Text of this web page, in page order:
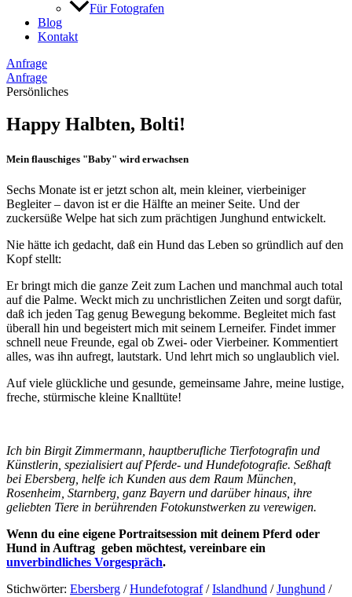
Für Fotografen
Blog
Kontakt
Anfrage
Anfrage
Persönliches
Happy Halbten, Bolti!
Mein flauschiges "Baby" wird erwachsen
Sechs Monate ist er jetzt schon alt, mein kleiner, vierbeiniger
Begleiter – davon ist er die Hälfte an meiner Seite. Und der
zuckersüße Welpe hat sich zum prächtigen Junghund entwickelt.
Nie hätte ich gedacht, daß ein Hund das Leben so gründlich auf den
Kopf stellt:
Er bringt mich die ganze Zeit zum Lachen und manchmal auch total
auf die Palme. Weckt mich zu unchristlichen Zeiten und sorgt dafür,
daß ich jeden Tag genug Bewegung bekomme. Begleitet mich fast
überall hin und begeistert mich mit seinem Lerneifer. Findet immer
schnell neue Freunde, egal ob Zwei- oder Vierbeiner. Kommentiert
alles, was ihn aufregt, lautstark. Und lehrt mich so unglaublich viel.
Auf viele glückliche und gesunde, gemeinsame Jahre, meine lustige,
freche, stürmische kleine Knalltüte!
Ich bin Birgit Zimmermann, hauptberufliche Tierfotografin und
Künstlerin, spezialisiert auf Pferde- und Hundefotografie. Seßhaft
bei Ebersberg, helfe ich Kunden aus dem Raum München,
Rosenheim, Starnberg, ganz Bayern und darüber hinaus, ihre
geliebten Tiere in berührenden Fotokunstwerken zu verewigen.
Wenn du eine eigene Portraitsession mit deinem Pferd oder
Hund in Auftrag geben möchtest, vereinbare ein
unverbindliches Vorgespräch.
Stichwörter: Ebersberg /Hundefotograf/Islandhund /Junghund /